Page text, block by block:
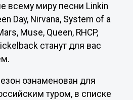
всему миру песни Linkin
Day, Nirvana, System of a
Muse, Queen, RHCP,
станут для вас
ознаменован для
туром, в списке